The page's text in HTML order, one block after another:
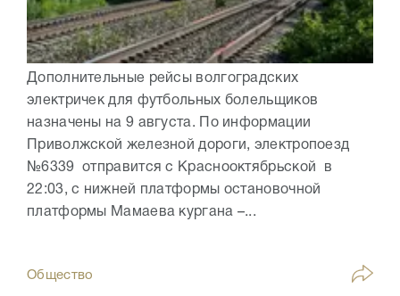
Дополнительные рейсы волгоградских
электричек для футбольных болельщиков
назначены на 9 августа. По информации
Приволжской железной дороги, электропоезд
№6339 отправится с Краснооктябрьской в
22:03, с нижней платформы остановочной
платформы Мамаева кургана –...
Общество